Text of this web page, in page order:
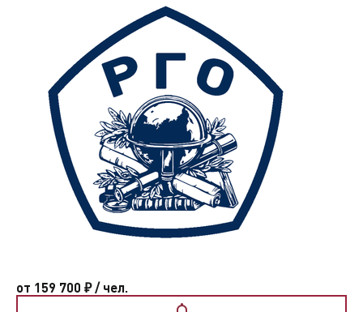
от 159 700 ₽/ чел.